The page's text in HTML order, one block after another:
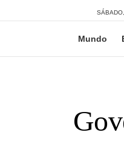
Mundo